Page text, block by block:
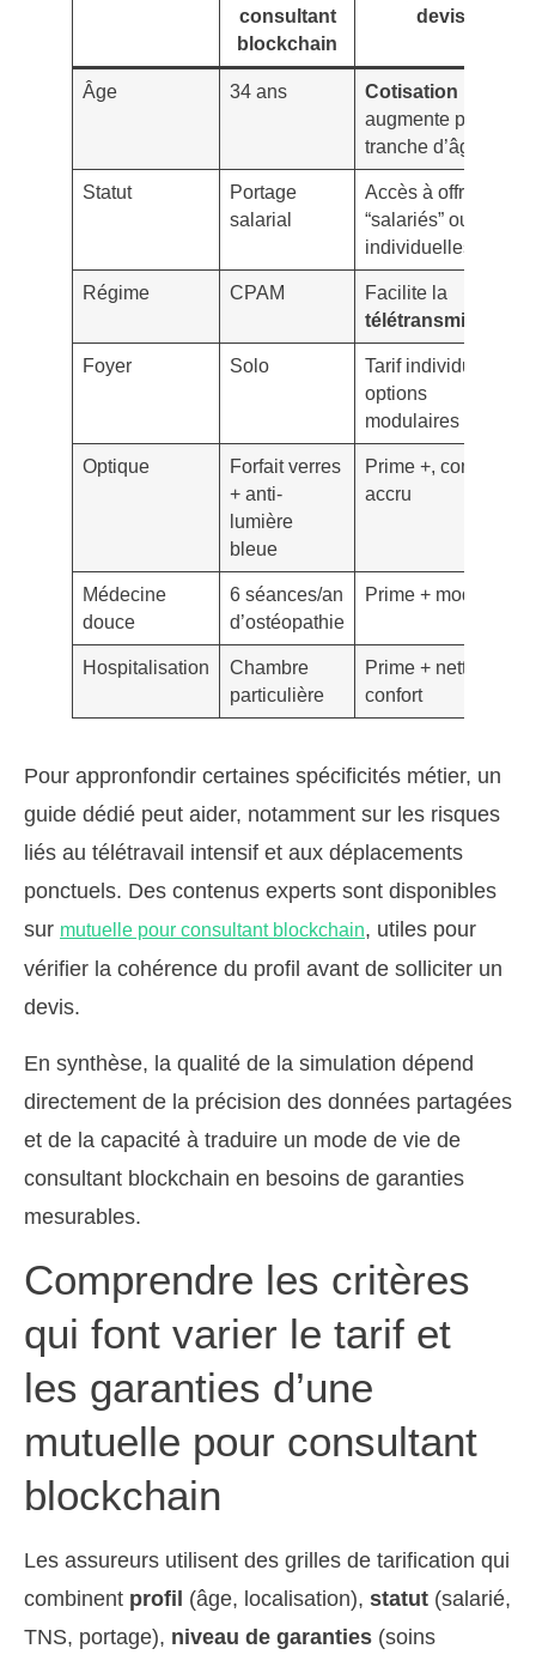
consultant
blockchain
devis
Âge 34 ans
Cotisation
augmente par
tranche d’âge
Statut
Portage
salarial
Accès à offres
“salariés” ou
individuelles
Régime CPAM
Facilite la
télétransmission
Foyer Solo
Tarif individuel,
options
modulaires
Optique
Forfait verres
+ anti-
lumière
bleue
Prime +, confort
accru
Médecine
douce
6 séances/an
d’ostéopathie
Prime + modérée
Hospitalisation
Chambre
particulière
Prime + nette,
confort
Pour appronfondir certaines spécificités métier, un
guide dédié peut aider, notamment sur les risques
liés au télétravail intensif et aux déplacements
ponctuels. Des contenus experts sont disponibles
sur mutuelle pour consultant blockchain, utiles pour
vérifier la cohérence du profil avant de solliciter un
devis.
En synthèse, la qualité de la simulation dépend
directement de la précision des données partagées
et de la capacité à traduire un mode de vie de
consultant blockchain en besoins de garanties
mesurables.
Comprendre les critères
qui font varier le tarif et
les garanties d’une
mutuelle pour consultant
blockchain
Les assureurs utilisent des grilles de tarification qui
combinent profil (âge, localisation), statut (salarié,
TNS, portage), niveau de garanties (soins